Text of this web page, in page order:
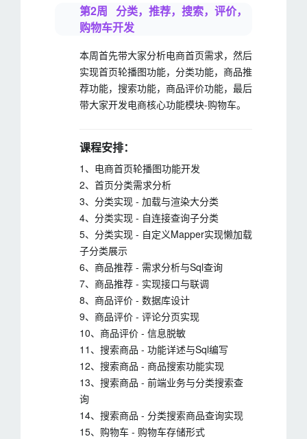
第2周 分类，推荐，搜索，评价，
购物车开发
本周首先带大家分析电商首页需求，然后
实现首页轮播图功能，分类功能，商品推
荐功能，搜索功能，商品评价功能，最后
带大家开发电商核心功能模块-购物车。
课程安排：
1、电商首页轮播图功能开发
2、首页分类需求分析
3、分类实现 - 加载与渲染大分类
4、分类实现 - 自连接查询子分类
5、分类实现 - 自定义Mapper实现懒加载
子分类展示
6、商品推荐 - 需求分析与Sql查询
7、商品推荐 - 实现接口与联调
8、商品评价 - 数据库设计
9、商品评价 - 评论分页实现
10、商品评价 - 信息脱敏
11、搜索商品 - 功能详述与Sql编写
12、搜索商品 - 商品搜索功能实现
13、搜索商品 - 前端业务与分类搜索查
询
14、搜索商品 - 分类搜索商品查询实现
15、购物车 - 购物车存储形式